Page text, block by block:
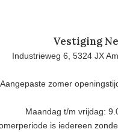
Vestiging
Industrieweg 6, 5324 JX
Aangepaste zomer
Maandag t/m vrijdag:
is iedereen